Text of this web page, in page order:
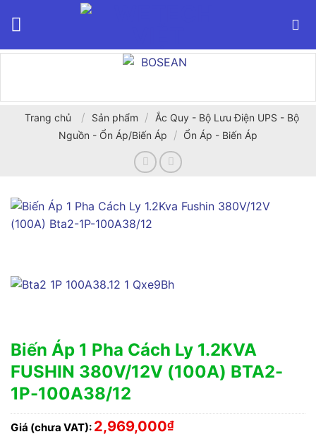
Trang chủ / Sản phẩm /
Ắc Quy - Bộ Lưu Điện UPS - Bộ
Nguồn - Ổn Áp/Biến Áp
/ Ổn Áp - Biến Áp
Biến Áp 1 Pha Cách Ly 1.2KVA
FUSHIN 380V/12V (100A) BTA2-
1P-100A38/12
Giá (chưa VAT): 2,969,000₫